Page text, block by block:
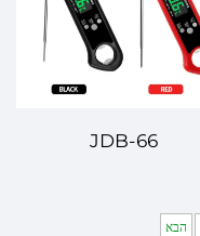
JDB-66
הבא